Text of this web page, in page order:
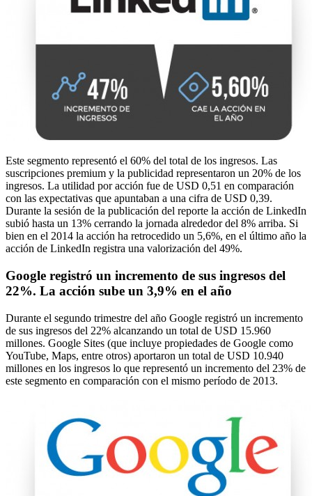
Este segmento representó el 60% del total de los ingresos. Las
suscripciones premium y la publicidad representaron un 20% de los
ingresos. La utilidad por acción fue de USD 0,51 en comparación
con las expectativas que apuntaban a una cifra de USD 0,39.
Durante la sesión de la publicación del reporte la acción de LinkedIn
subió hasta un 13% cerrando la jornada alrededor del 8% arriba. Si
bien en el 2014 la acción ha retrocedido un 5,6%, en el último año la
acción de LinkedIn registra una valorización del 49%.
Google registró un incremento de sus ingresos del
22%. La acción sube un 3,9% en el año
Durante el segundo trimestre del año Google registró un incremento
de sus ingresos del 22% alcanzando un total de USD 15.960
millones. Google Sites (que incluye propiedades de Google como
YouTube, Maps, entre otros) aportaron un total de USD 10.940
millones en los ingresos lo que representó un incremento del 23% de
este segmento en comparación con el mismo período de 2013.